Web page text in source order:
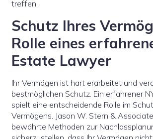
treffen.
Schutz Ihres
Rolle eines
Estate Lawyer
Ihr Vermögen ist hart erarbeitet und
bestmöglichen Schutz. Ein erfahrener
spielt eine entscheidende Rolle im
Vermögens. Jason W. Stern &
bewährte Methoden zur